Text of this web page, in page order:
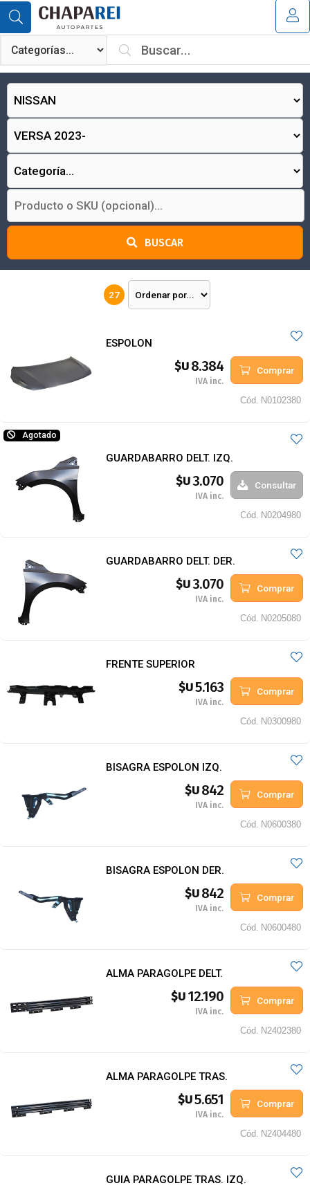
¿Tienes cupón de descuento?
BUSCAR
27
ESPOLON
$U8.384
IVA inc.
Comprar
Cód. N0102380
Agotado
GUARDABARRO DELT. IZQ.
$U3.070
IVA inc.
Consultar
Cód. N0204980
GUARDABARRO DELT. DER.
$U3.070
IVA inc.
Comprar
Cód. N0205080
FRENTE SUPERIOR
$U5.163
IVA inc.
Comprar
Cód. N0300980
BISAGRA ESPOLON IZQ.
$U842
IVA inc.
Comprar
Cód. N0600380
BISAGRA ESPOLON DER.
$U842
IVA inc.
Comprar
Cód. N0600480
ALMA PARAGOLPE DELT.
$U12.190
IVA inc.
Comprar
Cód. N2402380
ALMA PARAGOLPE TRAS.
$U5.651
IVA inc.
Comprar
Cód. N2404480
GUIA PARAGOLPE TRAS. IZQ.